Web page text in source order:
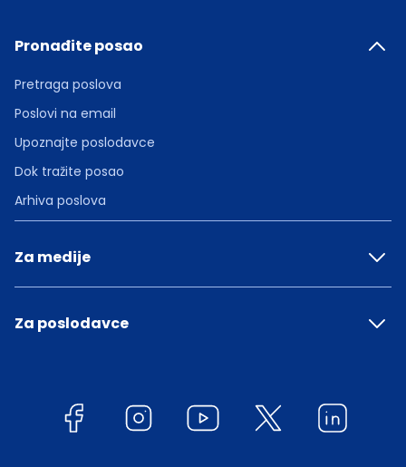
Pronađite posao
Pretraga poslova
Poslovi na email
Upoznajte poslodavce
Dok tražite posao
Arhiva poslova
Za medije
Za poslodavce